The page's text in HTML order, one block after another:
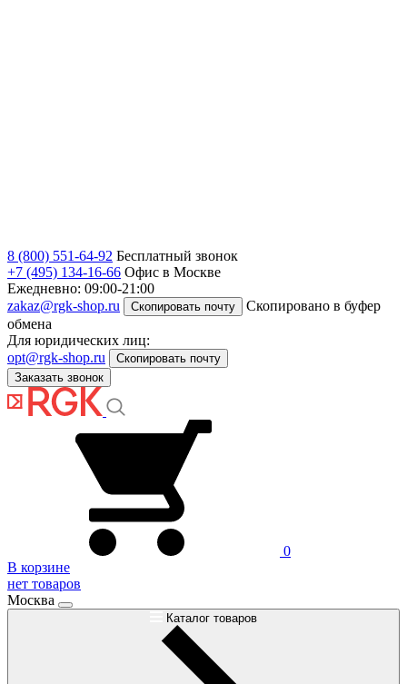
8 (800) 551-64-92 Бесплатный звонок
+7 (495) 134-16-66 Офис в Москве
Ежедневно: 09:00-21:00
zakaz@rgk-shop.ru
Скопировать почту
Скопировано в буфер
обмена
Для юридических лиц:
opt@rgk-shop.ru
Скопировать почту
Заказать звонок
0
В корзине
нет товаров
Москва
Каталог товаров